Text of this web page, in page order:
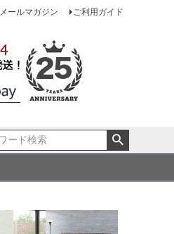
メールマガジン ご利用ガイド